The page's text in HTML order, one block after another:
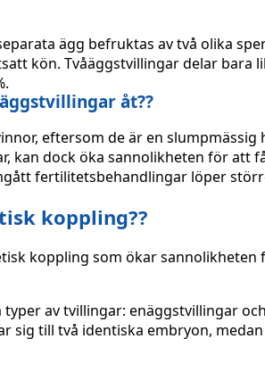
ägg befruktas av två olika
kön. Tvåäggstvillingar delar bara
åt??
eftersom de är en slumpmässig
kan dock öka sannolikheten för att
fertilitetsbehandlingar löper
koppling??
koppling som ökar
av tvillingar: enäggstvillingar
sig till två identiska embryon,